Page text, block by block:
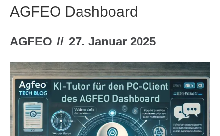
AGFEO Dashboard
AGFEO // 27. Januar 2025